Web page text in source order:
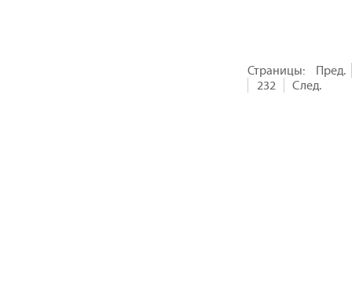
Страницы:
Пред.
232
След.